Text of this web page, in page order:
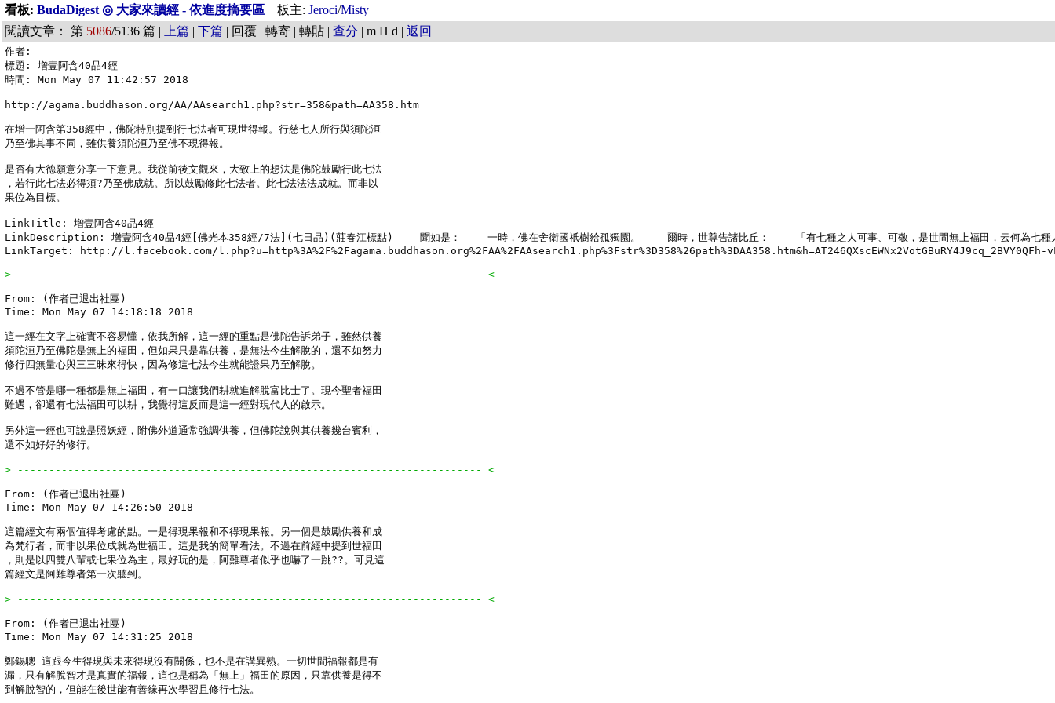
看板: BudaDigest ◎ 大家來讀經 - 依進度摘要區 板主: Jeroci/Misty
閱讀文章： 第 5086/5136 篇 | 上篇 | 下篇 | 回覆 | 轉寄 | 轉貼 | 查分 | m H d | 返回
作者:
標題: 增壹阿含40品4經
時間: Mon May 07 11:42:57 2018
http://agama.buddhason.org/AA/AAsearch1.php?str=358&path=AA358.htm
在增一阿含第358經中，佛陀特別提到行七法者可現世得報。行慈七人所行與須陀洹
乃至佛其事不同，雖供養須陀洹乃至佛不現得報。
是否有大德願意分享一下意見。我從前後文觀來，大致上的想法是佛陀鼓勵行此七法
，若行此七法必得須?乃至佛成就。所以鼓勵修此七法者。此七法法法成就。而非以
果位為目標。
LinkTitle: 增壹阿含40品4經
LinkDescription: 增壹阿含40品4經[佛光本358經/7法](七日品)(莊春江標點) 　　聞如是： 　　一時，佛在舍衛國祇樹給孤獨園。 　　爾時，世尊告諸比丘： 　　「有七種之人可事、可敬，是世間無上福田，云何為七
LinkTarget: http://l.facebook.com/l.php?u=http%3A%2F%2Fagama.buddhason.org%2FAA%2FAAsearch1.php%3Fstr%3D358%26path%3DAA358.htm&h=AT246QXscEWNx2VotGBuRY4J9cq_2BVY0QFh-
> -------------------------------------------------------------------------- <
From: (作者已退出社團)
Time: Mon May 07 14:18:18 2018
這一經在文字上確實不容易懂，依我所解，這一經的重點是佛陀告訴弟子，雖然供養
須陀洹乃至佛陀是無上的福田，但如果只是靠供養，是無法今生解脫的，還不如努力
修行四無量心與三三昧來得快，因為修這七法今生就能證果乃至解脫。
不過不管是哪一種都是無上福田，有一口讓我們耕就進解脫富比士了。現今聖者福田
難遇，卻還有七法福田可以耕，我覺得這反而是這一經對現代人的啟示。
另外這一經也可說是照妖經，附佛外道通常強調供養，但佛陀說與其供養幾台賓利，
還不如好好的修行。
> -------------------------------------------------------------------------- <
From: (作者已退出社團)
Time: Mon May 07 14:26:50 2018
這篇經文有兩個值得考慮的點。一是得現果報和不得現果報。另一個是鼓勵供養和成
為梵行者，而非以果位成就為世福田。這是我的簡單看法。不過在前經中提到世福田
，則是以四雙八輩或七果位為主，最好玩的是，阿難尊者似乎也嚇了一跳??。可見這
篇經文是阿難尊者第一次聽到。
> -------------------------------------------------------------------------- <
From: (作者已退出社團)
Time: Mon May 07 14:31:25 2018
鄭錫聰 這跟今生得現與未來得現沒有關係，也不是在講異熟。一切世間福報都是有
漏，只有解脫智才是真實的福報，這也是稱為「無上」福田的原因，只靠供養是得不
到解脫智的，但能在後世能有善緣再次學習且修行七法。